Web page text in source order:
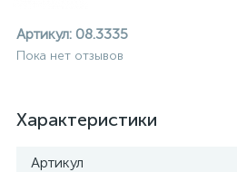
Артикул: 08.3335
Пока нет отзывов
Характеристики
Артикул